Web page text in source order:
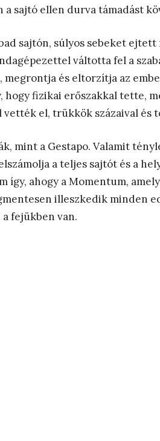
a sajtó ellen durva támadást
sajtón, súlyos sebeket
váltotta fel a
és eltorzítja az
hogy fizikai erőszakkal tette,
vették el, trükkök százaival és
mint a Gestapo. Valamit
a teljes sajtót és a
így, ahogy a Momentum,
illeszkedik minden
fejükben van.